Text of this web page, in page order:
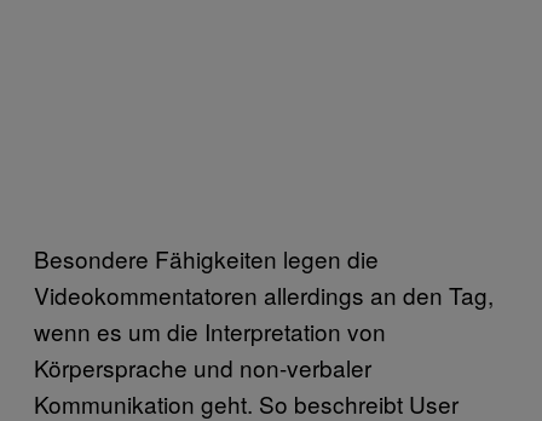
Besondere Fähigkeiten legen die
Videokommentatoren allerdings an den Tag,
wenn es um die Interpretation von
Körpersprache und non-verbaler
Kommunikation geht. So beschreibt User